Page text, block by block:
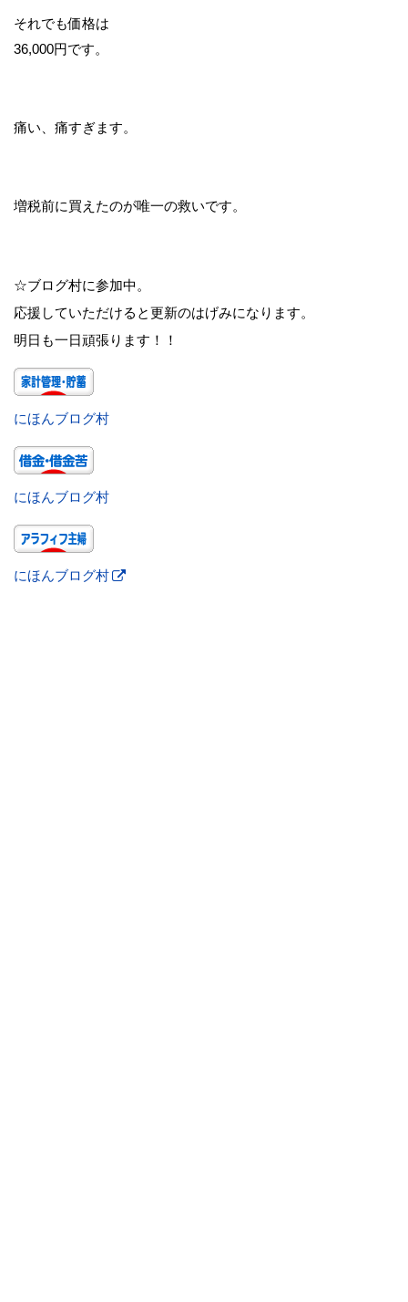
それでも価格は
36,000円です。
痛い、痛すぎます。
増税前に買えたのが唯一の救いです。
☆ブログ村に参加中。
応援していただけると更新のはげみになります。
明日も一日頑張ります！！
にほんブログ村
にほんブログ村
にほんブログ村